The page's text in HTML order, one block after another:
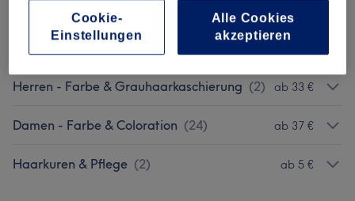
Kinder - Haarschnitte & Stylings 2)
Nicht Buchbar & Sichtbare Services
Herren - Farbe & Grauhaarkaschierung (2) ab 33 €
Damen - Farbe & Coloration (24) ab 37 €
Haarkuren & Pflege (2) ab 5 €
Cookie-
Einstellungen
Alle Cookies
akzeptieren